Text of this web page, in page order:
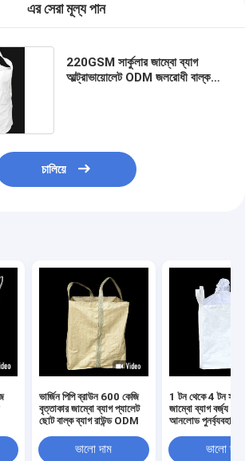
এর সেরা মূল্য পান
220GSM সার্কুলার জাম্বো ব্যাগ
আল্ট্রাভায়োলেট ODM জলরোধী বাল্ক
চালিয়ে
ভার্জিন পিপি ব্রাউন 600 কেজি
বৃত্তাকার জাম্বো ব্যাগ প্যালেট
ছোট বাল্ক ব্যাগ রাউন্ড ODM
ভালো দাম
1 টন থেকে 4 টন
জাম্বো ব্যাগ বর্জ্য
আনলোড
ভালো দাম